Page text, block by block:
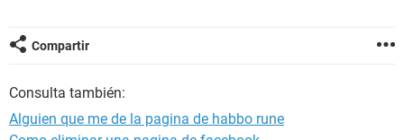
Compartir
Consulta también:
Alguien que me de la pagina de habbo rune